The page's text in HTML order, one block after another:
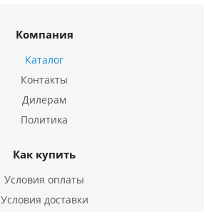
Компания
Каталог
Контакты
Дилерам
Политика
Как купить
Условия оплаты
Условия доставки